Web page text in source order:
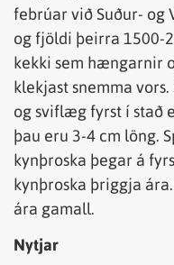
febrúar við Suður- og
og fjöldi þeirra 1500-
kekki sem hængarnir
klekjast snemma
og sviflæg fyrst í stað
þau eru 3-4 cm löng.
kynþroska þegar á
kynþroska þriggja
ára gamall.
Nytjar